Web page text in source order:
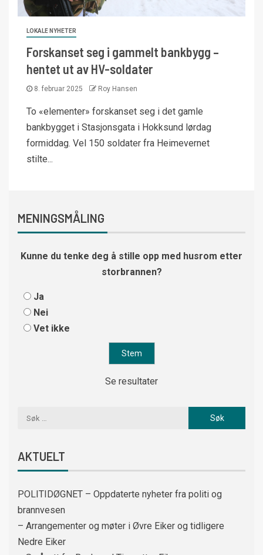
LOKALE NYHETER
Forskanset seg i gammelt bankbygg –
hentet ut av HV-soldater
8. februar 2025 Roy Hansen
To «elementer» forskanset seg i det gamle
bankbygget i Stasjonsgata i Hokksund lørdag
formiddag. Vel 150 soldater fra Heimevernet
stilte...
MENINGSMÅLING
Kunne du tenke deg å stille opp med husrom etter
storbrannen?
Ja
Nei
Vet ikke
Se resultater
AKTUELT
POLITIDØGNET – Oppdaterte nyheter fra politi og
brannvesen
– Arrangementer og møter i Øvre Eiker og tidligere
Nedre Eiker